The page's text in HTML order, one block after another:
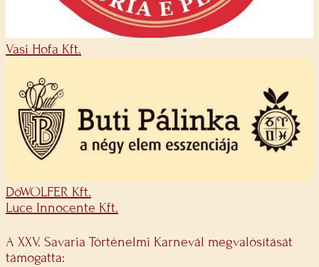
Vasi Hofa Kft.
DöWOLFER Kft.
Luce Innocente Kft.
A XXV. Savaria Történelmi Karnevál megvalósítását
támogatta: